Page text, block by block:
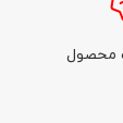
محصول